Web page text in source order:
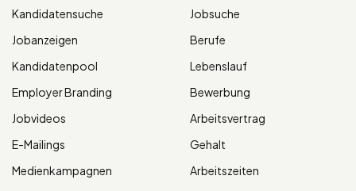
Kandidatensuche
Jobanzeigen
Kandidatenpool
Employer Branding
Jobvideos
E-Mailings
Medienkampagnen
Jobsuche
Berufe
Lebenslauf
Bewerbung
Arbeitsvertrag
Gehalt
Arbeitszeiten